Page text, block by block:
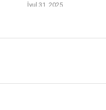
İyul 31, 2025